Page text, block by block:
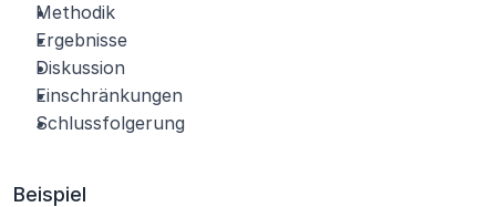
Methodik
Ergebnisse
Diskussion
Einschränkungen
Schlussfolgerung
Beispiel